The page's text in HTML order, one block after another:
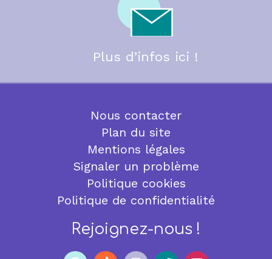
Plus d’infos ici !
Nous contacter
Plan du site
Mentions légales
Signaler un problème
Politique cookies
Politique de confidentialité
Rejoignez-nous !